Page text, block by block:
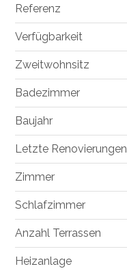
Referenz
Verfügbarkeit
Zweitwohnsitz
Badezimmer
Baujahr
Letzte Renovierungen
Zimmer
Schlafzimmer
Anzahl Terrassen
Heizanlage